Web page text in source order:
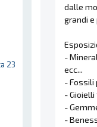
23
dalle
grandi e
-
ecc...
- Fossili
-
-
-